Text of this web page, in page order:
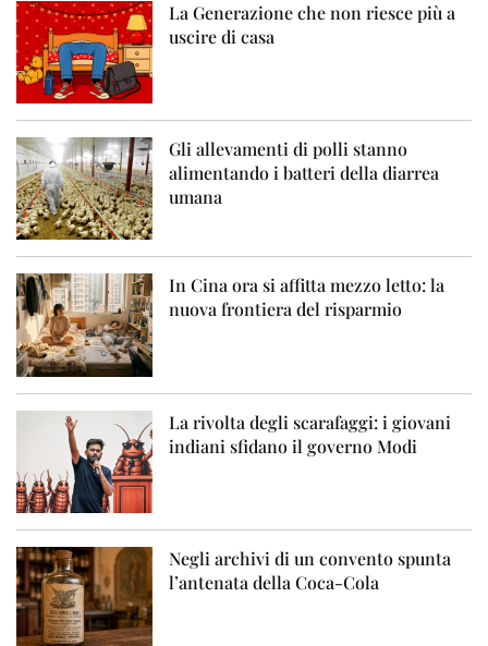
La Generazione che non riesce più a
uscire di casa
Gli allevamenti di polli stanno
alimentando i batteri della diarrea
umana
In Cina ora si affitta mezzo letto: la
nuova frontiera del risparmio
La rivolta degli scarafaggi: i giovani
indiani sfidano il governo Modi
Negli archivi di un convento spunta
l’antenata della Coca-Cola